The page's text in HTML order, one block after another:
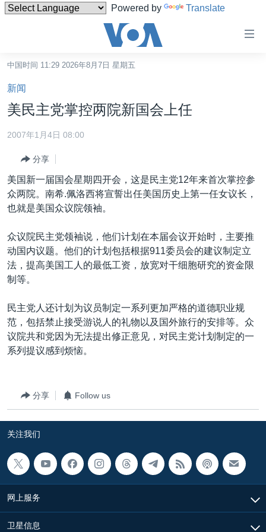
Powered by Translate
碍
链
接
跳
转
容
航
跳
转
检
索
港澳
国际
最新国际新闻
中东
欧洲
美洲
全球议题
分类新闻
人权·法律·宗教
科教·文娱·体健
劳工
环境
热点专题
白宫要闻
美中关系
美国建国250周年
埃博拉疫情
重要讲话与声明
台海两岸关系
南中国海争端
关注西藏
关注新疆
VOA视频
中文广播
关注我们
中国时间 11:29 2026年8月7日 星期五
新闻
美民主党掌控两院新国会上任
2007年1月4日 08:00
分享
美国新一届国会星期四开会，这是民主党12年来首次掌控参
众两院。南希.佩洛西将宣誓出任美国历史上第一任女议长，
也就是美国众议院领袖。
众议院民主党领袖说，他们计划在本届会议开始时，主要推
动国内议题。他们的计划包括根据911委员会的建议制定立
法，提高美国工人的最低工资，放宽对干细胞研究的资金限
制等。
民主党人还计划为议员制定一系列更加严格的道德职业规
范，包括禁止接受游说人的礼物以及国外旅行的安排等。众
议院共和党因为无法提出修正意见，对民主党计划制定的一
系列提议感到烦恼。
分享 Follow us
关注我们
网上服务
卫星信息